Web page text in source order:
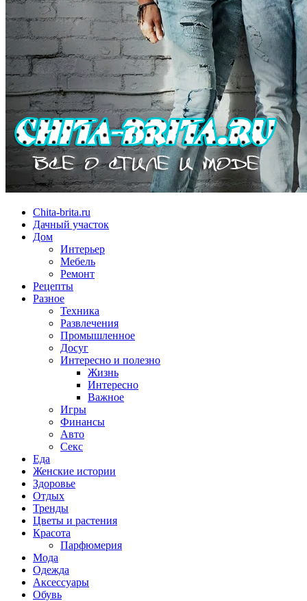
Chita-brita.ru
Дачный участок
Дом
Интерьер
Мебель
Ремонт
Рецепты
Разное
Техника
Развлечения
Промышленное
Досуг
Интересно и полезно
Жизнь
Интересно
Важное
Игры
Финансы
Авто
Секс
Еда
Женские истории
Здоровье
Отдых
Тренды
Цветы и растения
Красота
Парфюмерия
Мода
Одежда
Аксессуары
Обувь